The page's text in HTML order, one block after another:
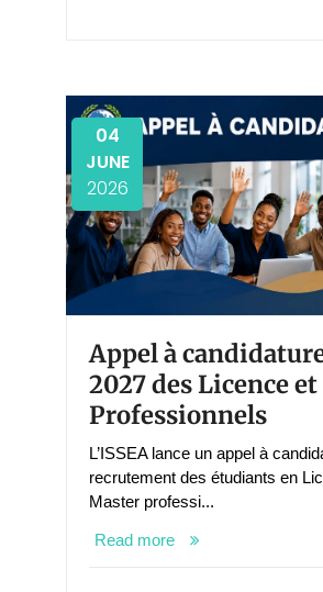
Appel à
2027 des Licence
Professionnels
04
JUNE
2026
L’ISSEA lance un appel à
recrutement des étudiants en
Master professi...
Read more